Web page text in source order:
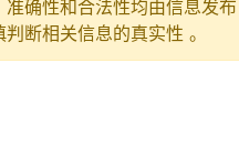
确性和合法性均由信息发布
断相关信息的真实性 。